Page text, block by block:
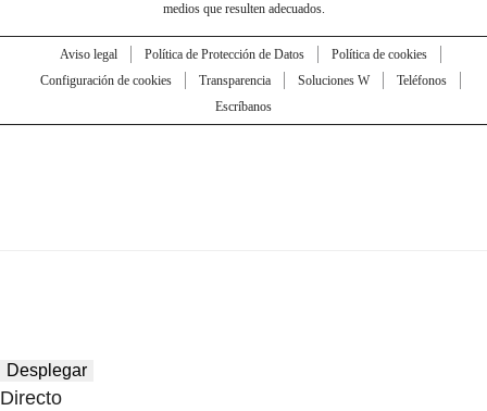
medios que resulten adecuados.
Aviso legal Política de Protección de Datos
Política de cookies
Configuración de cookies
Transparencia Soluciones W
Teléfonos
Escríbanos
Desplegar
Directo